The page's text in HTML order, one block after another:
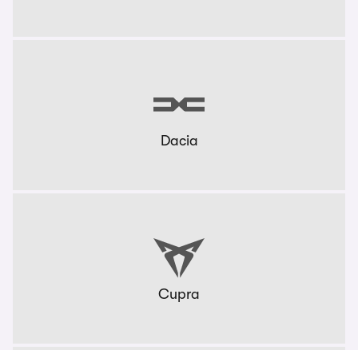
Dacia
Cupra